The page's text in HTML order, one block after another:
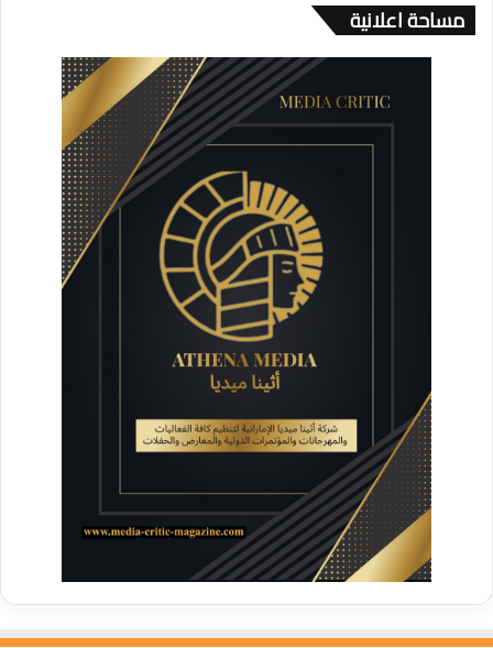
مساحة اعلانية